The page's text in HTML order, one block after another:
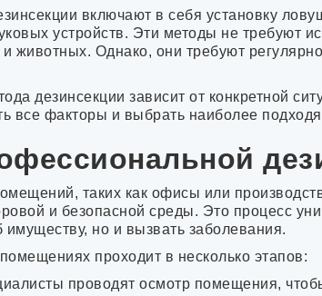
включают в себя установку
устройств. Эти методы не требуют
животных. Однако, они требуют
дезинсекции зависит от конкретной
все факторы и выбрать наиболее
таких как офисы или
и безопасной среды. Это процесс
имуществу, но и вызвать заболевания.
проходит в несколько этапов:
проводят осмотр помещения,